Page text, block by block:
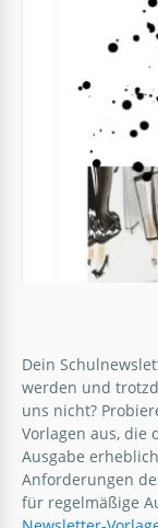
aussehen?
ist maximal
interessant
Google Docs
Schul-
ansprechend
nicht in der
Schüler zu
Google Docs
Ein
jeder freut.
Google Docs
Dein
werden und
uns nicht?
Vorlagen aus, die
Ausgabe
Anforderungen
für regelmäßige